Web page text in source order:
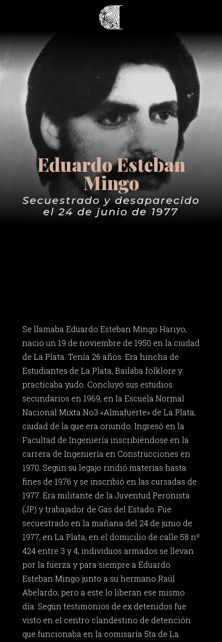
Eduardo Esteban
Mingo
Secuestrado y desaparecido
el 24 de junio de 1977
Se llamaba Eduardo Esteban Mingo Hariyo,
nacio un 19 de noviembre de 1950 en la ciudad
de La Plata. Tenía 26 años. Era hincha de
Estudiantes de La Plata, Bailaba folklore y
practicaba yudo. Concluyó sus estudios
secundarios en 1969, en la Escuela Normal
Nacional Mixta No3 «Almafuerte» de La Plata,
ciudad de la que era oriundo. Ingresó en la
Facultad de Ingeniería inscribiéndose en la
carrera de Ingeniería en Construcciones en
1970. Según su legajo rindió materias hasta
fines de 1976 y se inscribió en las cursadas de
1977. Era militante de la Juventud Peronista
(JP) y trabajador de Gas del Estado. Fue
secuestrado en la mañana del 24 de junio de
1977, en La Plata, en el domicilio de calle 58 nº
424 entre 3 y 4, individuos armados se llevan
por la fuerza y para siempre a Eduardo
Esteban Mingo junto a su hermano Raúl
Abelardo; pero a este lo liberan ese mismo
día. Según testimonios de ex detenidos fue
visto en el centro clandestino de detención
que funcionaba en la comisaría 5ta de La